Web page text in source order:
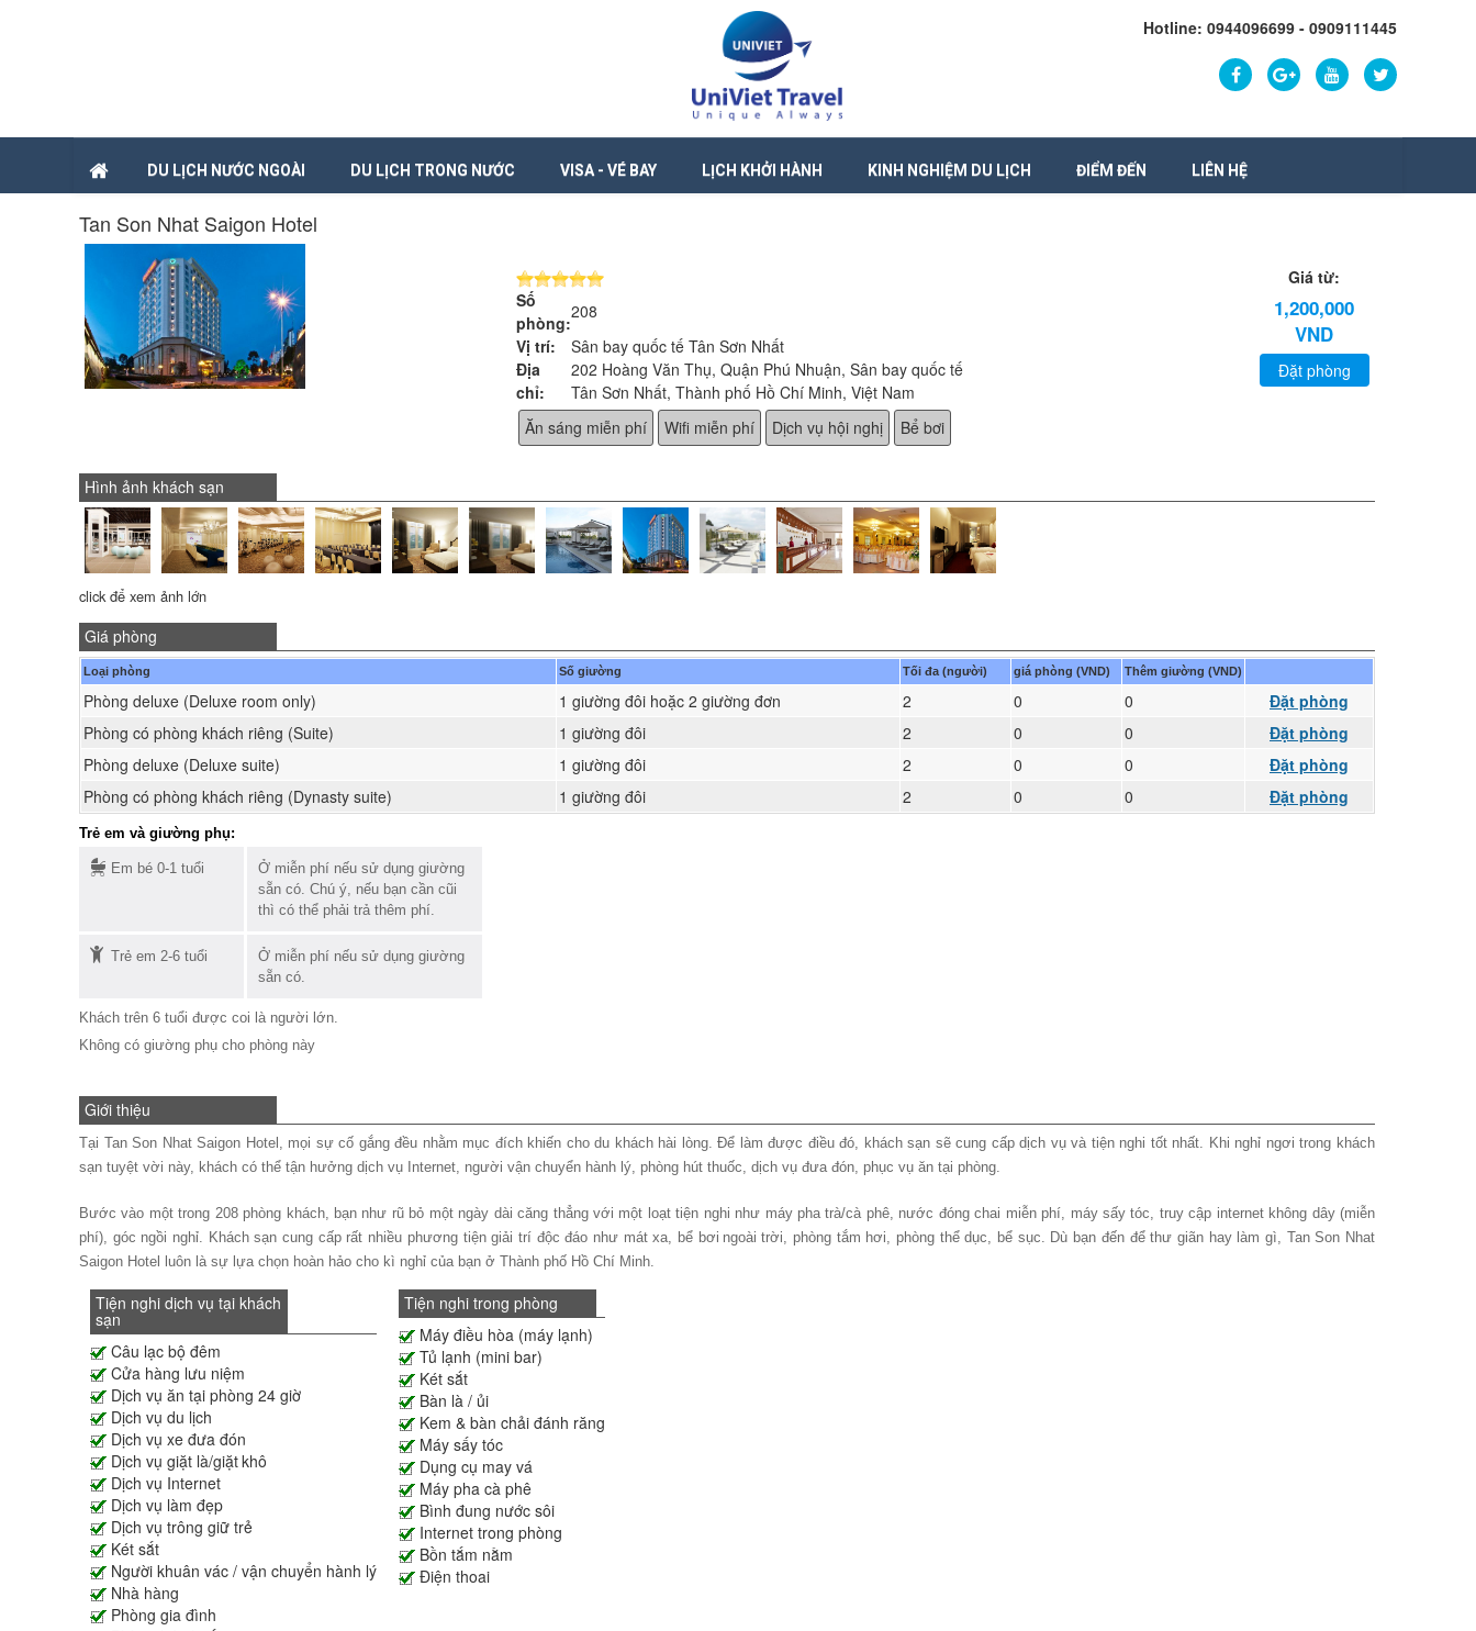
Hotline: 0944096699 - 0909111445
DU LỊCH NƯỚC NGOÀI DU LỊCH TRONG NƯỚC VISA - VÉ BAY LỊCH KHỞI HÀNH KINH NGHIỆM DU LỊCH ĐIỂM ĐẾN LIÊN HỆ
Tan Son Nhat Saigon Hotel
Số
phòng:
208
Vị trí:
Sân bay quốc tế Tân Sơn Nhất
Địa
chỉ:
202 Hoàng Văn Thụ, Quận Phú Nhuận, Sân bay quốc tế
Tân Sơn Nhất, Thành phố Hồ Chí Minh, Việt Nam
Ăn sáng miễn phí
Wifi miễn phí Dịch vụ hội nghị Bể bơi
Giá từ:
1,200,000
VND
Đặt phòng
Hình ảnh khách sạn
click để xem ảnh lớn
Giá phòng
Loại phòng Số giường Tối đa (người) giá phòng (VND) Thêm giường (VND)
Phòng deluxe (Deluxe room only) 1 giường đôi hoặc 2 giường đơn 2 0 0
Đặt phòng
Phòng có phòng khách riêng (Suite)
1 giường đôi 2 0 0
Đặt phòng
Phòng deluxe (Deluxe suite)
1 giường đôi 2 0 0
Đặt phòng
Phòng có phòng khách riêng (Dynasty suite)
1 giường đôi 2 0 0 Đặt phòng
Trẻ em và giường phụ:
Em bé 0-1 tuổi
Ở miễn phí nếu sử dụng giường
sẵn có. Chú ý, nếu bạn cần cũi
thì có thể phải trả thêm phí.
Trẻ em 2-6 tuổi
Ở miễn phí nếu sử dụng giường
sẵn có.
Khách trên 6 tuổi được coi là người lớn.
Không có giường phụ cho phòng này
Giới thiệu
Tại Tan Son Nhat Saigon Hotel, mọi sự cố gắng đều nhằm mục đích khiến cho du khách hài lòng. Để làm được điều đó, khách sạn sẽ cung cấp dịch vụ và tiện nghi tốt nhất. Khi nghỉ ngơi trong khách
sạn tuyệt vời này, khách có thể tận hưởng dịch vụ Internet, người vận chuyển hành lý, phòng hút thuốc, dịch vụ đưa đón, phục vụ ăn tại phòng.
Bước vào một trong 208 phòng khách, bạn như rũ bỏ một ngày dài căng thẳng với một loạt tiện nghi như máy pha trà/cà phê, nước đóng chai miễn phí, máy sấy tóc, truy cập internet không dây (miễn
phí), góc ngồi nghỉ. Khách sạn cung cấp rất nhiều phương tiện giải trí độc đáo như mát xa, bể bơi ngoài trời, phòng tắm hơi, phòng thể dục, bể sục. Dù bạn đến để thư giãn hay làm gì, Tan Son Nhat
Saigon Hotel luôn là sự lựa chọn hoàn hảo cho kì nghỉ của bạn ở Thành phố Hồ Chí Minh.
Tiện nghi dịch vụ tại khách
sạn
Câu lạc bộ đêm
Cửa hàng lưu niệm
Dịch vụ ăn tại phòng 24 giờ
Dịch vụ du lịch
Dịch vụ xe đưa đón
Dịch vụ giặt là/giặt khô
Dịch vụ Internet
Dịch vụ làm đẹp
Dịch vụ trông giữ trẻ
Két sắt
Người khuân vác / vận chuyển hành lý
Nhà hàng
Phòng gia đình
Tiện nghi trong phòng
Máy điều hòa (máy lạnh)
Tủ lạnh (mini bar)
Két sắt
Bàn là / ủi
Kem & bàn chải đánh răng
Máy sấy tóc
Dụng cụ may vá
Máy pha cà phê
Bình đung nước sôi
Internet trong phòng
Bồn tắm nằm
Điện thoai